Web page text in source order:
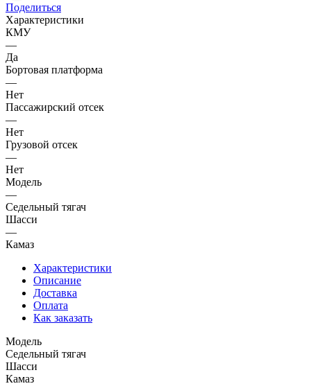
Поделиться
Характеристики
КМУ
—
Да
Бортовая платформа
—
Нет
Пассажирский отсек
—
Нет
Грузовой отсек
—
Нет
Модель
—
Седельный тягач
Шасси
—
Камаз
Характеристики
Описание
Доставка
Оплата
Как заказать
Модель
Седельный тягач
Шасси
Камаз